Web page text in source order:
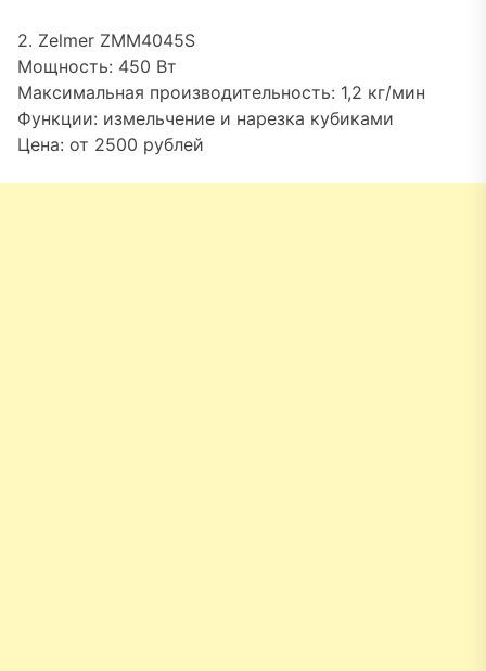
2. Zelmer ZMM4045S
Мощность: 450 Вт
Максимальная производительность: 1,2 кг/мин
Функции: измельчение и нарезка кубиками
Цена: от 2500 рублей